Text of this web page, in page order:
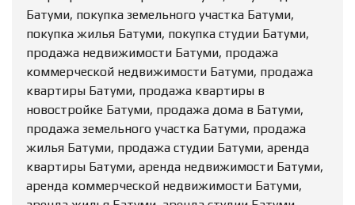
Батуми, покупка земельного участка Батуми,
покупка жилья Батуми, покупка студии Батуми,
продажа недвижимости Батуми, продажа
коммерческой недвижимости Батуми, продажа
квартиры Батуми, продажа квартиры в
новостройке Батуми, продажа дома в Батуми,
продажа земельного участка Батуми, продажа
жилья Батуми, продажа студии Батуми, аренда
квартиры Батуми, аренда недвижимости Батуми,
аренда коммерческой недвижимости Батуми,